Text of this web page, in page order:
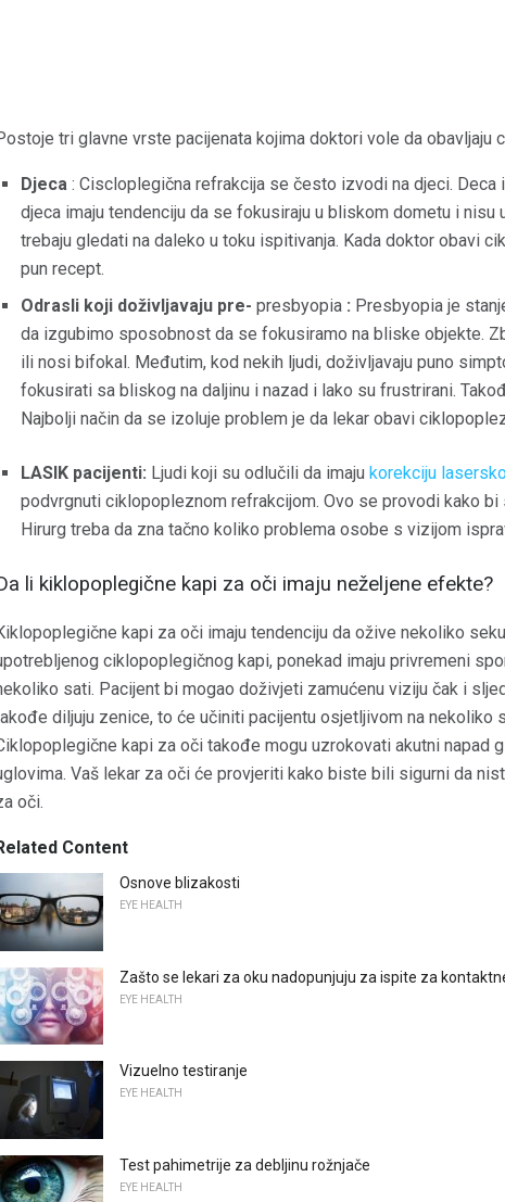
tri glavne vrste pacijenata kojima doktori vole da obavljaju
Djeca : Ciscloplegična refrakcija se često izvodi na djeci.
djeca imaju tendenciju da se fokusiraju u bliskom dometu i
trebaju gledati na daleko u toku ispitivanja. Kada doktor obavi
pun recept.
Odrasli koji doživljavaju pre- presbyopia : Presbyopia je
da izgubimo sposobnost da se fokusiramo na bliske objekte.
ili nosi bifokal. Međutim, kod nekih ljudi, doživljavaju puno
fokusirati sa bliskog na daljinu i nazad i lako su frustrirani.
Najbolji način da se izoluje problem je da lekar obavi
LASIK pacijenti: Ljudi koji su odlučili da imaju korekciju
podvrgnuti ciklopopleznom refrakcijom. Ovo se provodi kako
Hirurg treba da zna tačno koliko problema osobe s vizijom
li kiklopoplegične kapi za oči imaju neželjene efekte?
kapi za oči imaju tendenciju da ožive nekoliko
ciklopoplegičnog kapi, ponekad imaju privremeni
sati. Pacijent bi mogao doživjeti zamućenu viziju čak i
diljuju zenice, to će učiniti pacijentu osjetljivom na nekoliko
kapi za oči takođe mogu uzrokovati akutni napad
Vaš lekar za oči će provjeriti kako biste bili sigurni da
oči.
Content
Osnove blizakosti
EYE HEALTH
Zašto se lekari za oku nadopunjuju za ispite za
EYE HEALTH
Vizuelno testiranje
EYE HEALTH
Test pahimetrije za debljinu rožnjače
EYE HEALTH